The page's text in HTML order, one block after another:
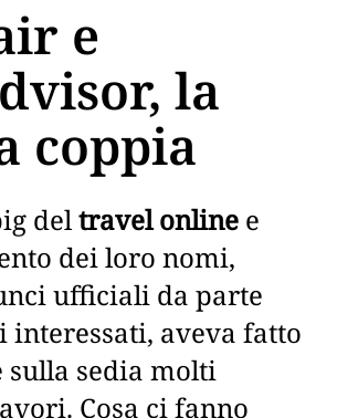
e
la
coppia
deltravel online e
dei loro nomi,
ufficiali da parte
interessati, aveva fatto
sulla sedia molti
Cosa ci fanno